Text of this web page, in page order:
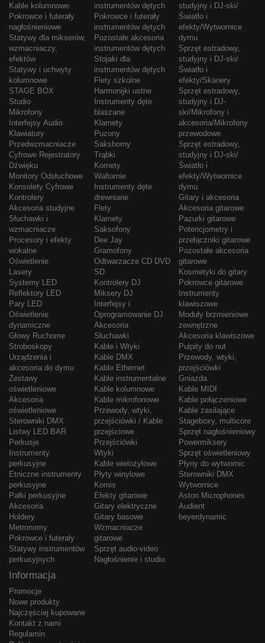
Kable kolumnowe
Pokrowce i futerały
nagłośnieniowe
Statywy dla mikserów,
wzmacniaczy,
efektów
Statywy i uchwyty
kolumnowe
STAGE BOX
Studio
Mikrofony
Interfejsy Audio
Klawiatury
Przedwzmacniacze
Cyfrowe Rejestratory
Dźwięku
Monitory Odsłuchowe
Konsolety Cyfrowe
Kontrolery
Akcesoria studyjne
Słuchawki i
wzmacniacze
Procesory i efekty
wokalne
Oświetlenie
Lasery
Systemy LED
Reflektory LED
Pary LED
Oświetlenie
dynamiczne
Głowy Ruchome
Stroboskopy
Urządzenia i
akcesoria do dymu
Zestawy
oświetleniowe
Akcesoria
oświetleniowe
Sterowniki DMX
Listwy LED BAR
Perkusje
Instrumenty
perkusyjne
Etniczne instrumenty
perkusyjne
Pałki perkusyjne
Akcesoria
Holdery
Metronomy
Pokrowce i futerały
Statywy instrumentów
perkusyjnych
instrumentów dętych
Pokrowce i futerały
instrumentów dętych
Pozostałe akcesoria
instrumentów dętych
Stojaki dla
instrumentów dętych
Flety szkolne
Harmonijki ustne
Instrumenty dęte
blaszane
Klarnety
Puzony
Sakshorny
Trąbki
Kornety
Waltornie
Instrumenty dęte
drewniane
Flety
Klarnety
Saksofony
Dee Jay
Gramofony
Odtwarzacze CD DVD
SD
Kontrolery DJ
Miksery DJ
Interfejsy i
Oprogramowanie DJ
Akcesoria
Słuchawki
Kable i Wtyki
Kable DMX
Kable Ethernet
Kable instrumentalne
Kable kolumnowe
Kable mikrofonowe
Przewody, wtyki,
przejściówki / Kable
przejściowe
Przejściówki
Wtyki
Kable wielożyłowe
Płyty winylowe
Komis
Efekty gitarowe
Gitary elektryczne
Gitary basowe
Wzmacniacze
gitarowe
Sprzęt audio-video
Nagłośnienie i studio
studyjny i DJ-ski/
Światło i
efekty/Wytwornice
dymu
Sprzęt estradowy,
studyjny i DJ-ski/
Światło i
efekty/Skanery
Sprzęt estradowy,
studyjny i DJ-
ski/Mikrofony i
akcesoria/Mikrofony
przewodowe
Sprzęt estradowy,
studyjny i DJ-ski/
Światło i
efekty/Wytwornice
dymu
Gitary i akcesoria
Akcesoria gitarowe
Pazurki gitarowe
Potencjometry i
przełączniki gitarowe
Pozostałe akcesoria
gitarowe
Kosmetyki do gitary
Pokrowce gitarowe
Instrumenty
klawiszowe
Moduły brzmieniowe
zewnętrzne
Akcesoria klawiszowe
Pulpity do nut
Przewody, wtyki,
przejściówki
Gniazda
Kable MIDI
Kable połączeniowe
Kable zasilające
Stageboxy, multicore
Sprzęt nagłośnieniowy
Powermiksery
Sprzęt oświetleniowy
Płyny do wytwornic
Sterowniki DMX
Wytwornice
Aston Microphones
Audient
beyerdynamic
Informacja
Promocje
Nowe produkty
Najczęściej kupowane
Kontakt z nami
Regulamin